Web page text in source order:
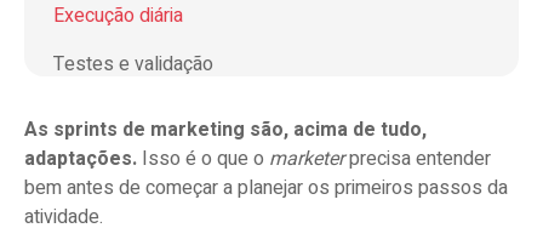
Execução diária
Testes e validação
Como fazer sprints no marketing?
Definição do objetivo de marketing
As sprints de marketing são, acima de tudo,
adaptações. Isso é o que o marketerprecisa entender
bem antes de começar a planejar os primeiros passos da
atividade.